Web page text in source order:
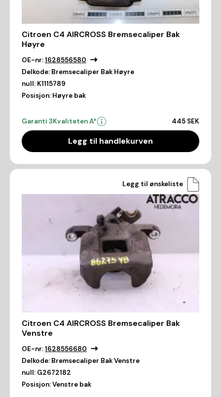
Citroen C4 AIRCROSS Bremsecaliper Bak
Høyre
OE-nr:1628556580
Delkode: Bremsecaliper Bak Høyre
null: K1115789
Posisjon: Høyre bak
Garanti 3Kvaliteten A* 445 SEK
Legg til handlekurven
Legg til ønskeliste
Citroen C4 AIRCROSS Bremsecaliper Bak
Venstre
OE-nr:1628556680
Delkode: Bremsecaliper Bak Venstre
null: G2672182
Posisjon:Venstre bak